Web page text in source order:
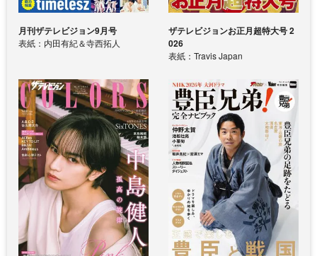
月刊ザテレビジョン9月号
表紙：内田有紀＆寺西拓人
ザテレビジョンお正月超特大号 2
026
表紙：Travis Japan